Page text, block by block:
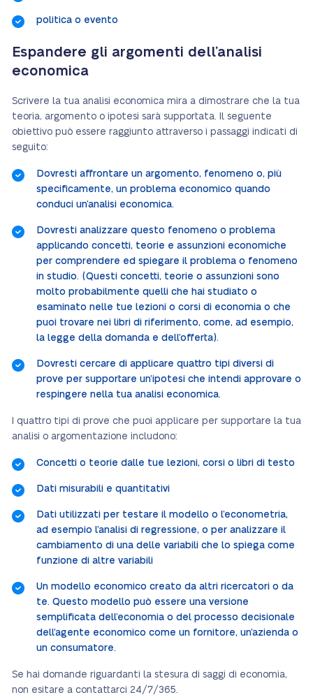
politica o evento
Espandere gli argomenti dell’analisi
economica
Scrivere la tua analisi economica mira a dimostrare che la tua
teoria, argomento o ipotesi sarà supportata. Il seguente
obiettivo può essere raggiunto attraverso i passaggi indicati di
seguito:
Dovresti affrontare un argomento, fenomeno o, più
specificamente, un problema economico quando
conduci un’analisi economica.
Dovresti analizzare questo fenomeno o problema
applicando concetti, teorie e assunzioni economiche
per comprendere ed spiegare il problema o fenomeno
in studio. (Questi concetti, teorie o assunzioni sono
molto probabilmente quelli che hai studiato o
esaminato nelle tue lezioni o corsi di economia o che
puoi trovare nei libri di riferimento, come, ad esempio,
la legge della domanda e dell’offerta).
Dovresti cercare di applicare quattro tipi diversi di
prove per supportare un’ipotesi che intendi approvare o
respingere nella tua analisi economica.
I quattro tipi di prove che puoi applicare per supportare la tua
analisi o argomentazione includono:
Concetti o teorie dalle tue lezioni, corsi o libri di testo
Dati misurabili e quantitativi
Dati utilizzati per testare il modello o l’econometria,
ad esempio l’analisi di regressione, o per analizzare il
cambiamento di una delle variabili che lo spiega come
funzione di altre variabili
Un modello economico creato da altri ricercatori o da
te. Questo modello può essere una versione
semplificata dell’economia o del processo decisionale
dell’agente economico come un fornitore, un’azienda o
un consumatore.
Se hai domande riguardanti la stesura di saggi di economia,
non esitare a contattarci 24/7/365.